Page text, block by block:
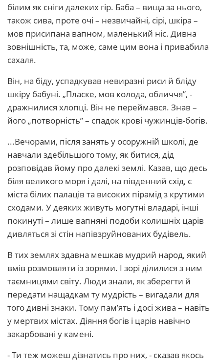
білим як сніги далеких гір. Баба – вища за нього,
також сива, проте очі – незвичайні, сірі, шкіра –
мов присипана вапном, маленький ніс. Дивна
зовнішність, та, може, саме цим вона і привабила
сахаля.
Він, на біду, успадкував невиразні риси й бліду
шкіру бабуні. „Пласке, мов колода, обличчя”, -
дражнилися хлопці. Він не переймався. Знав –
його „потворність” – спадок крові чужинців-богів.
...Вечорами, після занять у осоружній школі, де
навчали здебільшого тому, як битися, дід
розповідав йому про далекі землі. Казав, що десь
біля великого моря і далі, на південний схід, є
міста білих палаців та високих пірамід з крутими
сходами. У деяких живуть могутні владарі, інші
покинуті – лише вапняні подоби колишніх царів
дивляться зі стін напівзруйнованих будівель.
В тих землях здавна мешкав мудрий народ, який
вмів розмовляти із зорями. І зорі ділилися з ним
таємницями світу. Люди знали, як зберегти й
передати нащадкам ту мудрість – вигадали для
того дивні знаки. Тому пам’ять і досі жива – навіть
у мертвих містах. Діяння богів і царів навічно
закарбовані у камені.
- Ти теж можеш дізнатись про них, - сказав якось